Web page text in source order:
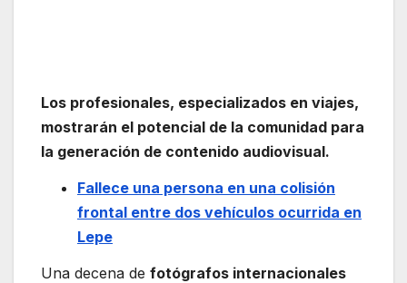
Los profesionales, especializados en viajes,
mostrarán el potencial de la comunidad para
la generación de contenido audiovisual.
Fallece una persona en una colisión
frontal entre dos vehículos ocurrida en
Lepe
Una decena de fotógrafos internacionales